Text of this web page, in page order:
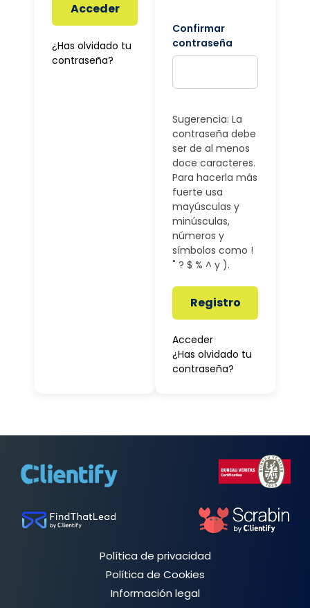
Acceder
¿Has olvidado tu
contraseña?
Confirmar
contraseña
Sugerencia: La
contraseña debe
ser de al menos
doce caracteres.
Para hacerla más
fuerte usa
mayúsculas y
minúsculas,
números y
símbolos como !
" ? $ % ^ y ).
Registro
Acceder
¿Has olvidado tu
contraseña?
Política de privacidad
Política de Cookies
Información legal